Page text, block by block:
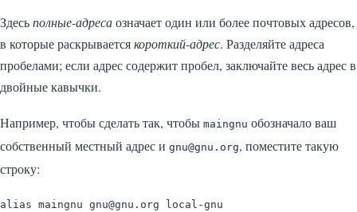
Здесьполные-адресаозначает один или более почтовых адресов,
в которые раскрываетсякороткий-адрес. Разделяйте адреса
пробелами; если адрес содержит пробел, заключайте весь адрес в
двойные кавычки.
Например, чтобы сделать так, чтобы maingnu обозначало ваш
собственный местный адрес и gnu@gnu.org, поместите такую
строку: